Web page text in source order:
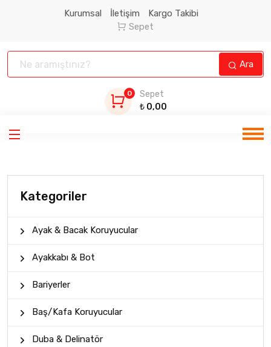
Kurumsal İletişim
Kargo Takibi
Sepet
Ara
0
Sepet
₺ 0,00
Kategoriler
Ayak & Bacak Koruyucular
Ayakkabı & Bot
Bariyerler
Baş/Kafa Koruyucular
Duba & Delinatör